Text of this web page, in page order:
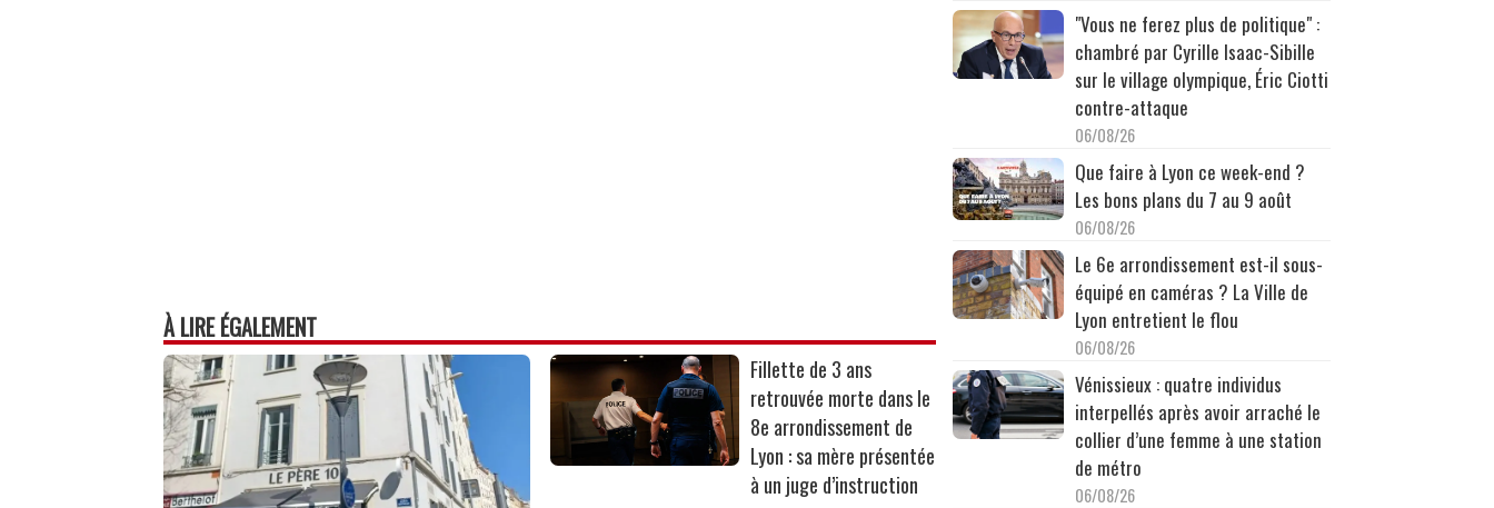
À LIRE ÉGALEMENT
Fillette de 3 ans
retrouvée morte dans le
8e arrondissement de
Lyon : sa mère présentée
à un juge d’instruction
"Vous ne ferez plus de politique" :
chambré par Cyrille Isaac-Sibille
sur le village olympique, Éric Ciotti
contre-attaque
06/08/26
Que faire à Lyon ce week-end ?
Les bons plans du 7 au 9 août
06/08/26
Le 6e arrondissement est-il sous-
équipé en caméras ? La Ville de
Lyon entretient le flou
06/08/26
Vénissieux : quatre individus
interpellés après avoir arraché le
collier d’une femme à une station
de métro
06/08/26